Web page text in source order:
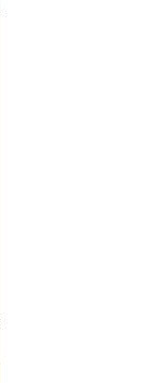
8,